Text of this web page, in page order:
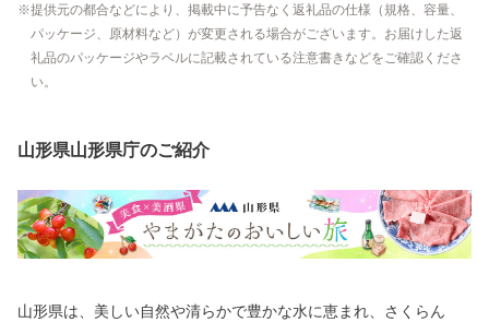
提供元の都合などにより、掲載中に予告なく返礼品の仕様（規格、容量、
パッケージ、原材料など）が変更される場合がございます。お届けした返
礼品のパッケージやラベルに記載されている注意書きなどをご確認くださ
い。
山形県山形県庁のご紹介
山形県は、美しい自然や清らかで豊かな水に恵まれ、さくらん